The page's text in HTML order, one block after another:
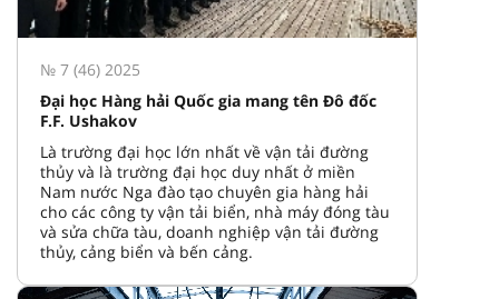
№ 7 (46) 2025
Đại học Hàng hải Quốc gia mang tên Đô đốc
F.F. Ushakov
Là trường đại học lớn nhất về vận tải đường
thủy và là trường đại học duy nhất ở miền
Nam nước Nga đào tạo chuyên gia hàng hải
cho các công ty vận tải biển, nhà máy đóng tàu
và sửa chữa tàu, doanh nghiệp vận tải đường
thủy, cảng biển và bến cảng.